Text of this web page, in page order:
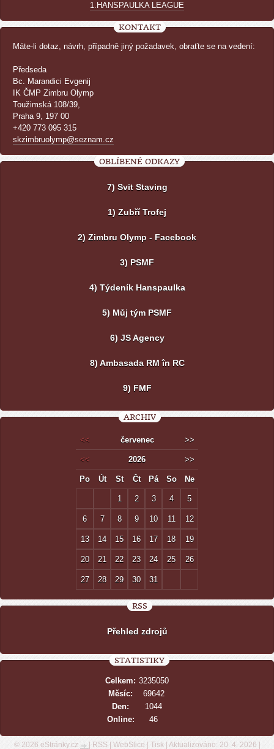
1.HANSPAULKA LEAGUE
KONTAKT
Máte-li dotaz, návrh, případně jiný požadavek, obraťte se na vedení:
Předseda
Bc. Marandici Evgenij
IK ČMP Zimbru Olymp
Toužimská 108/39,
Praha 9, 197 00
+420 773 095 315
skzimbruolymp@seznam.cz
OBLÍBENÉ ODKAZY
7) Svit Staving
1) Zubří Trofej
2) Zimbru Olymp - Facebook
3) PSMF
4) Týdeník Hanspaulka
5) Můj tým PSMF
6) JS Agency
8) Ambasada RM în RC
9) FMF
ARCHIV
<< červenec >>
<< 2026 >>
Po Út St Čt Pá So Ne
1 2 3 4 5
6 7 8 9 10 11 12
13 14 15 16 17 18 19
20 21 22 23 24 25 26
27 28 29 30 31
RSS
Přehled zdrojů
STATISTIKY
Online: 46
Celkem: 3235050
Měsíc:
69642
Den:
1044
© 2026 eStránky.cz RSS| WebSlice Tisk| Aktualizováno: 20. 4. 2026